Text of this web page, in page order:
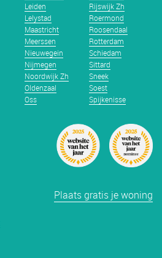
Leiden
Lelystad
Maastricht
Meerssen
Nieuwegein
Nijmegen
Noordwijk Zh
Oldenzaal
Oss
Rijswijk Zh
Roermond
Roosendaal
Rotterdam
Schiedam
Sittard
Sneek
Soest
Spijkenisse
Plaats gratis je woning